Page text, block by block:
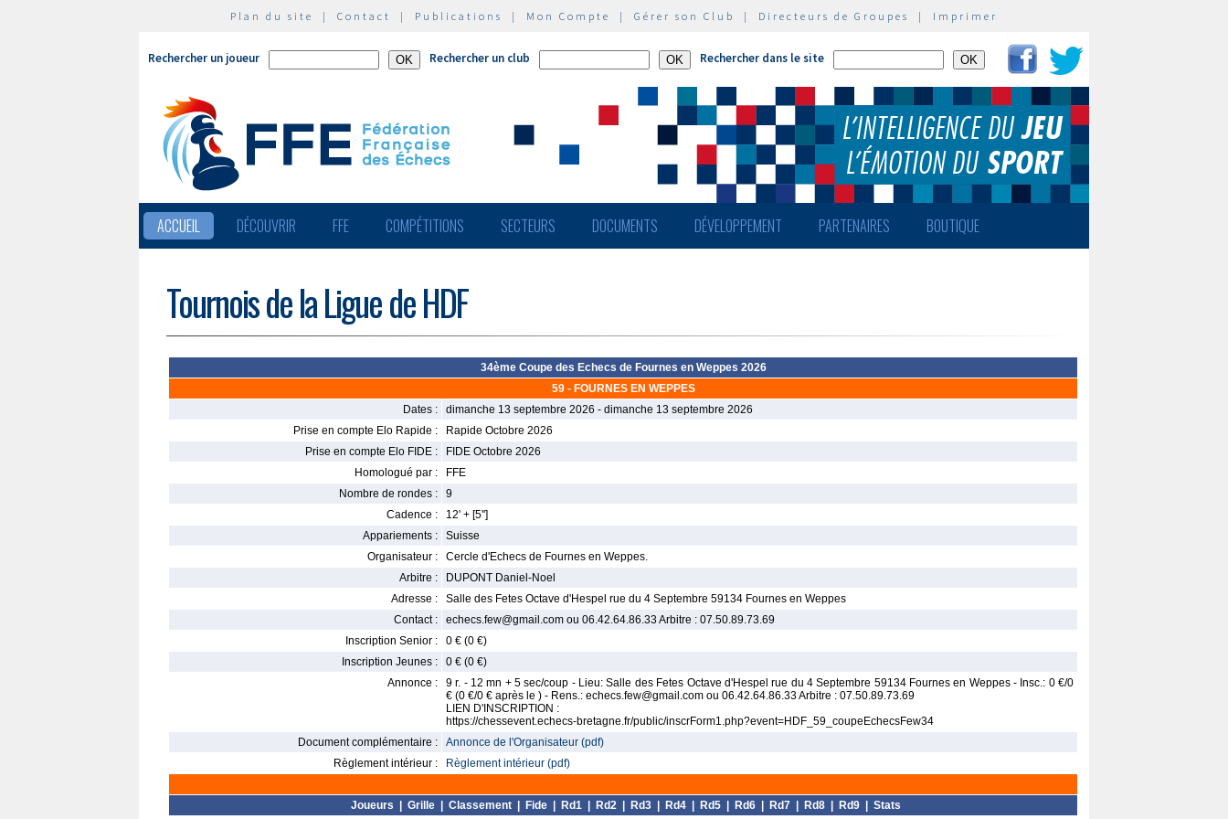
Plan du site | Contact | Publications | Mon Compte | Gérer son Club | Directeurs de Groupes | Imprimer
Rechercher un joueur Rechercher un club Rechercher dans le site
ACCUEIL DÉCOUVRIR FFE COMPÉTITIONS SECTEURS DOCUMENTS DÉVELOPPEMENT PARTENAIRES BOUTIQUE
Tournois de la Ligue de HDF
34ème Coupe des Echecs de Fournes en Weppes 2026
59 - FOURNES EN WEPPES
Dates :
dimanche 13 septembre 2026 - dimanche 13 septembre 2026
Prise en compte Elo Rapide :
Rapide Octobre 2026
Prise en compte Elo FIDE :
FIDE Octobre 2026
Homologué par :
FFE
Nombre de rondes :
9
Cadence :
12' + [5'']
Appariements :
Suisse
Organisateur :
Cercle d'Echecs de Fournes en Weppes.
Arbitre :
DUPONT Daniel-Noel
Adresse :
Salle des Fetes Octave d'Hespel rue du 4 Septembre 59134 Fournes en Weppes
Contact :
echecs.few@gmail.com ou 06.42.64.86.33 Arbitre : 07.50.89.73.69
Inscription Senior :
0 € (0 €)
Inscription Jeunes :
0 € (0 €)
Annonce :
9 r. - 12 mn + 5 sec/coup - Lieu: Salle des Fetes Octave d'Hespel rue du 4 Septembre 59134 Fournes en Weppes - Insc.: 0 €/0
€ (0 €/0 € après le ) - Rens.: echecs.few@gmail.com ou 06.42.64.86.33 Arbitre : 07.50.89.73.69
LIEN D'INSCRIPTION :
https://chessevent.echecs-bretagne.fr/public/inscrForm1.php?event=HDF_59_coupeEchecsFew34
Document complémentaire :
Annonce de l'Organisateur (pdf)
Règlement intérieur :
Règlement intérieur (pdf)
Joueurs Grille Classement Fide Rd1 Rd2 Rd3 Rd4 Rd5 Rd6 Rd7 Rd8 Rd9 Stats